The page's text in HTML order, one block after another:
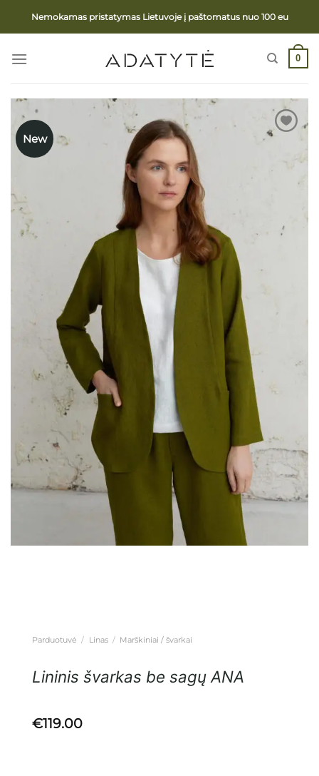
Nemokamas pristatymas Lietuvoje į paštomatus nuo 100 eu
0
New
Parduotuvė / Linas / Marškiniai / švarkai
Lininis švarkas be sagų ANA
€119.00